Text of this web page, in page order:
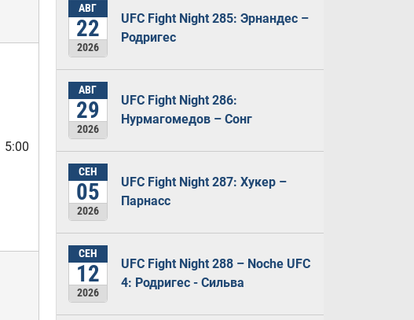
5:00
АВГ
22
2026
UFC Fight Night 285: Эрнандес –
Родригес
АВГ
29
2026
UFC Fight Night 286:
Нурмагомедов – Сонг
СЕН
05
2026
UFC Fight Night 287: Хукер –
Парнасс
СЕН
12
2026
UFC Fight Night 288 – Noche UFC
4: Родригес - Сильва